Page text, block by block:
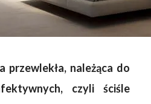
przewlekła, należąca do
czyli ściśle